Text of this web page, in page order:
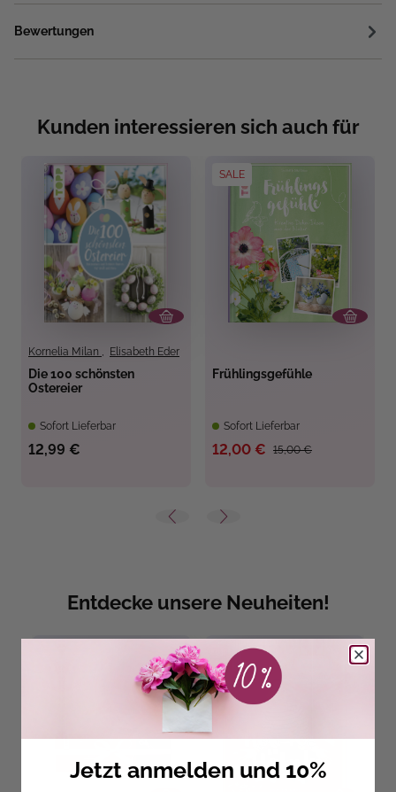
Bewertungen
Kunden interessieren sich auch für
Kornelia Milan , Elisabeth Eder
Die 100 schönsten
Ostereier
Sofort Lieferbar
12,99 €
SALE
Frühlingsgefühle
Sofort Lieferbar
15,00 €
12,00 €
Entdecke unsere Neuheiten!
Jetzt anmelden und 10%